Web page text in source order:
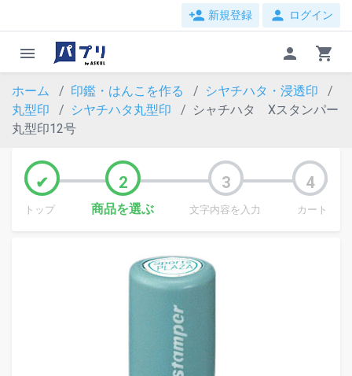
person_add 新規登録 person ログイン
menu person shopping_cart
ホーム 印鑑・はんこを作る
シヤチハタ・浸透印
丸型印
シヤチハタ丸型印
シャチハタ Xスタンパー
丸型印12号
トップ 商品を選ぶ 文字内容を入力 カート